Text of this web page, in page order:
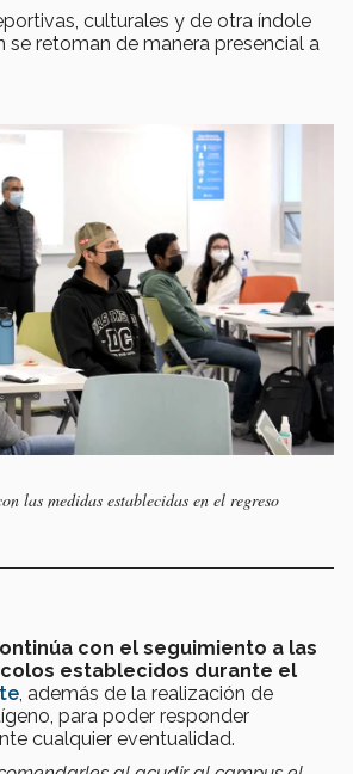
culturales y de otra índole
se retoman de manera presencial a
las medidas establecidas en el regreso
con el seguimiento a las
establecidos durante el
, además de la realización de
para poder responder
cualquier eventualidad.